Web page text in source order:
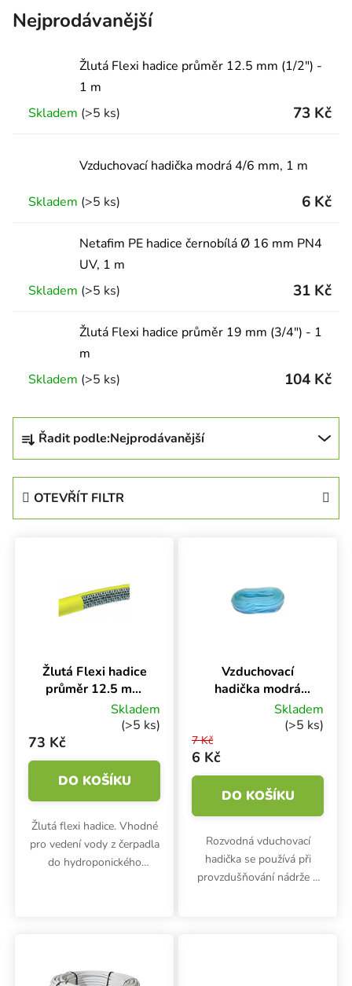
Nejprodávanější
Žlutá Flexi hadice průměr 12.5 mm (1/2″) -
1 m
Skladem (>5 ks) 73 Kč
Vzduchovací hadička modrá 4/6 mm, 1 m
Skladem (>5 ks) 6 Kč
Netafim PE hadice černobílá Ø 16 mm PN4
UV, 1 m
Skladem (>5 ks) 31 Kč
Žlutá Flexi hadice průměr 19 mm (3/4″) - 1
m
Skladem (>5 ks) 104 Kč
Řazení produktů
Řadit podle:Nejprodávanější
OTEVŘÍT FILTR
Žlutá Flexi hadice
průměr 12.5 mm
(1/2″) - 1 mSkladem
(>5 ks)
73 Kč
DO KOŠÍKU
Žlutá flexi hadice. Vhodné
pro vedení vody z čerpadla
do hydroponického
Vzduchovací
hadička modrá
4/6 mm, 1 mSkladem
(>5 ks)
6 Kč
7 Kč
DO KOŠÍKU
Rozvodná vduchovací
hadička se používá při
provzdušňování nádrže s